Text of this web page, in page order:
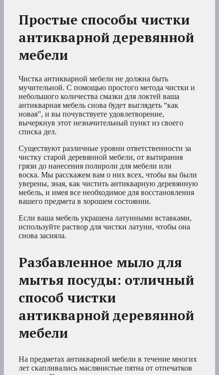
Простые способы чистки
антикварной деревянной
мебели
Чистка антикварной мебели не должна быть
мучительной. С помощью простого метода чистки и
небольшого количества смазки для локтей ваша
антикварная мебель снова будет выглядеть “как
новая”, и вы почувствуете удовлетворение,
вычеркнув этот незначительный пункт из своего
списка дел.
Существуют различные уровни ответственности за
чистку старой деревянной мебели, от вытирания
грязи до нанесения полироли для мебели или
воска. Мы расскажем вам о них всех, чтобы вы были
уверены, зная, как чистить антикварную деревянную
мебель, и имея все необходимое для восстановления
вашего предмета в хорошем состоянии.
Если ваша мебель украшена латунными вставками,
используйте раствор для чистки латуни, чтобы она
снова засияла.
Разбавленное мыло для
мытья посуды: отличный
способ чистки
антикварной деревянной
мебели
На предметах антикварной мебели в течение многих
лет скапливались маслянистые пятна от отпечатков